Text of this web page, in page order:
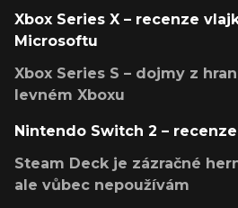
Xbox Series X – recenze
Microsoftu
Xbox Series S – dojmy z
levném Xboxu
Nintendo Switch 2 –
Steam Deck je zázračné
ale vůbec nepoužívám